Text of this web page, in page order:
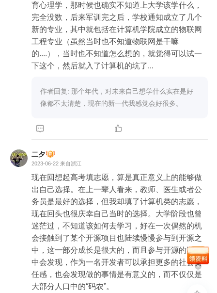
育心理学，那时候也确实不知道上大学该学什么，
完全没数，后来军训完之后，学校通知成立了几个
新的专业，其中就包括在计算机学院成立的物联网
工程专业（虽然当时也不知道物联网是干嘛
的....），当时也不知道怎么想的，就觉得可以试一
下这个，然后就入了计算机的坑了...
作者回复: 那个年代，对未来自己想学什么实在是好
像都不太清楚，现在的新一代我感觉会好很多。
 
二夕
2023-06-22 来自浙江
现在回想起高考填志愿，算是真正意义上的能够做
出自己选择。在上一辈人看来，教师、医生或者公
务员是最好的选择，但我却填了计算机类的志愿，
现在回头也很庆幸自己当时的选择。大学阶段也曾
迷茫过，不知道该如何去学习，好在一次偶然的机
会接触到了某个开源项目也陆续慢慢参与到开源之
中，这一部分成长是很大的，而且参与开源的过程
中会发现，作为一名开发者可以承担更多的社会责
任感，也会发现做的事情是有意义的，而不仅仅是
大部分人口中的“码农”。